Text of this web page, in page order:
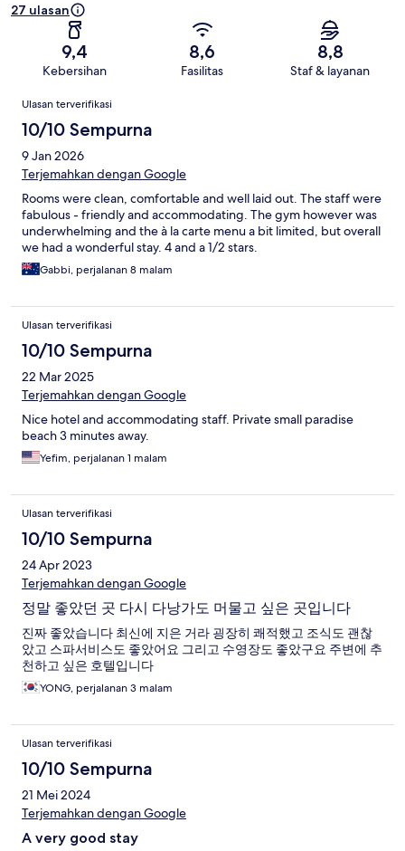
27 ulasan
9,4
Kebersihan
8,6
Fasilitas
8,8
Staf & layanan
Ulasan
Ulasan terverifikasi
10/10 Sempurna
9 Jan 2026
Terjemahkan dengan Google
Rooms were clean, comfortable and well laid out. The staff were
fabulous - friendly and accommodating. The gym however was
underwhelming and the à la carte menu a bit limited, but overall
we had a wonderful stay. 4 and a 1/2 stars.
Gabbi, perjalanan 8 malam
Ulasan terverifikasi
10/10 Sempurna
22 Mar 2025
Terjemahkan dengan Google
Nice hotel and accommodating staff. Private small paradise
beach 3 minutes away.
Yefim, perjalanan 1 malam
Ulasan terverifikasi
10/10 Sempurna
24 Apr 2023
Terjemahkan dengan Google
정말 좋았던 곳 다시 다낭가도 머물고 싶은 곳입니다
진짜 좋았습니다 최신에 지은 거라 굉장히 쾌적했고 조식도 괜찮
았고 스파서비스도 좋았어요 그리고 수영장도 좋았구요 주변에 추
천하고 싶은 호텔입니다
YONG, perjalanan 3 malam
Ulasan terverifikasi
10/10 Sempurna
21 Mei 2024
Terjemahkan dengan Google
A very good stay